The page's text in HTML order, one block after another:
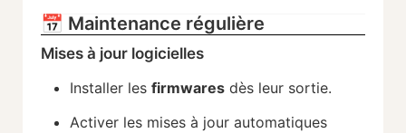
📅 Maintenance régulière
Mises à jour logicielles
Installer les firmwares dès leur sortie.
Activer les mises à jour automatiques